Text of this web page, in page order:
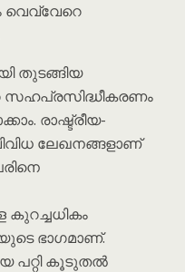
വെവ്വേറെ
തുടങ്ങിയ
സഹപ്രസിദ്ധീകരണം
രാഷ്ട്രീയ-
ലേഖനങ്ങളാണ്
കുറച്ചധികം
ഭാഗമാണ്.
പറ്റി കൂടുതൽ